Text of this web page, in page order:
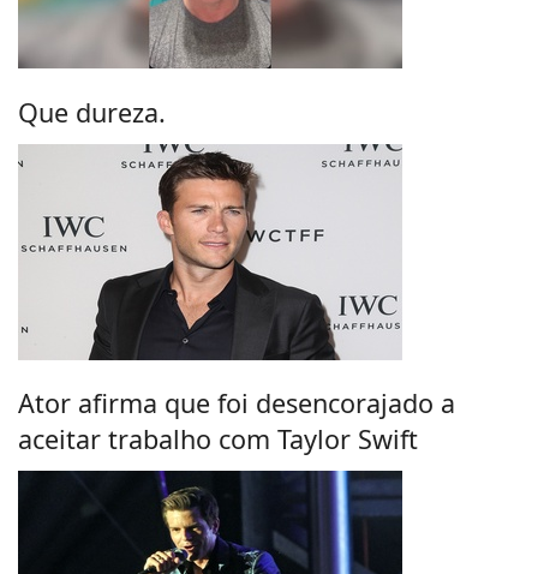
Que dureza.
Ator afirma que foi desencorajado a
aceitar trabalho com Taylor Swift